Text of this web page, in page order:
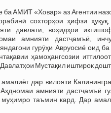
ба АМИТ «Ховар» аз Агентии
сохторҳои ҳифзи
давлатӣ, воҳидҳои
амнияти дастҷамъӣ,
гурӯҳи Авруосиё оид
ҳамоҳангсозии
Мустақил иштирок
дар вилояти
амнияти дастҷамъӣ
таъмин кард. Дар